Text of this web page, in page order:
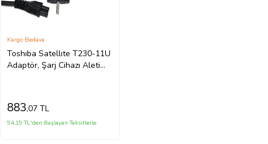
Toshıba Satellıte T230-11U
Adaptör, Şarj Cihazı Aleti
Kargo Bedava
883,07 TL
94,19 TL'den Başlayan Taksitlerle